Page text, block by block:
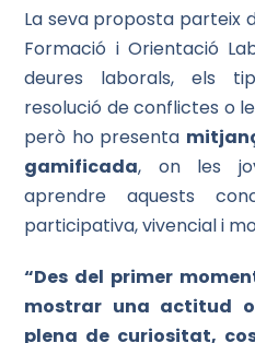
La seva proposta parteix
Formació i Orientació
deures laborals, els
resolució de conflictes o
però ho presenta
gamificada, on les
aprendre aquests
participativa, vivencial i
“Des del primer
mostrar una actitud
plena de curiositat,